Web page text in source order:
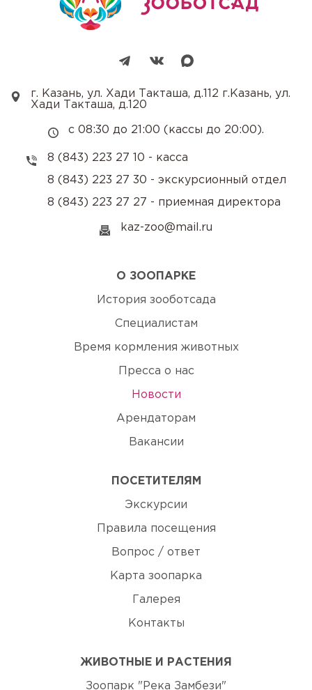
О ЗООПАРКЕ
История зооботсада
Специалистам
Время кормления животных
Пресса о нас
Новости
Арендаторам
Вакансии
ПОСЕТИТЕЛЯМ
Экскурсии
Правила посещения
Вопрос / ответ
Карта зоопарка
Галерея
Контакты
ЖИВОТНЫЕ И РАСТЕНИЯ
Зоопарк "Река Замбези"
г. Казань, ул. Хади Такташа, д.112 г.Казань, ул.
Хади Такташа, д.120
с 08:30 до 21:00 (кассы до 20:00).
8 (843) 223 27 10 - касса
8 (843) 223 27 30 - экскурсионный отдел
8 (843) 223 27 27 - приемная директора
kaz-zoo@mail.ru